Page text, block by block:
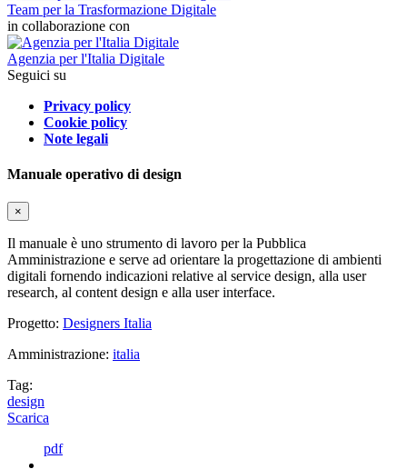
Team per la Trasformazione Digitale
in collaborazione con
Agenzia per l'Italia Digitale
Seguici su
Privacy policy
Cookie policy
Note legali
Manuale operativo di design
×
Il manuale è uno strumento di lavoro per la Pubblica
Amministrazione e serve ad orientare la progettazione di ambienti
digitali fornendo indicazioni relative al service design, alla user
research, al content design e alla user interface.
Progetto: Designers Italia
Amministrazione: italia
Tag:
design
Scarica
pdf